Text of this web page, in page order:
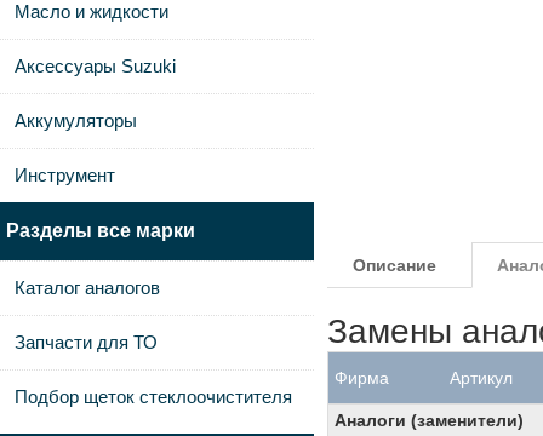
Описание
Замены
Фирма Артикул
Аналоги (заменители)
Масло и жидкости
Аксессуары Suzuki
Аккумуляторы
Инструмент
Разделы все марки
Каталог аналогов
Запчасти для ТО
Подбор щеток стеклоочистителя